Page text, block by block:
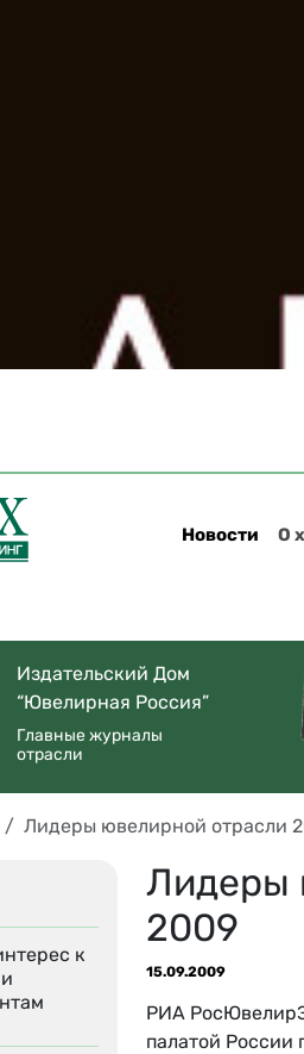
Новости О
Издательский Дом
“Ювелирная Россия”
Главные журналы
отрасли
Лидеры ювелирной отрасли
к
Лидеры
2009
15.09.2009
РИА
палатой России